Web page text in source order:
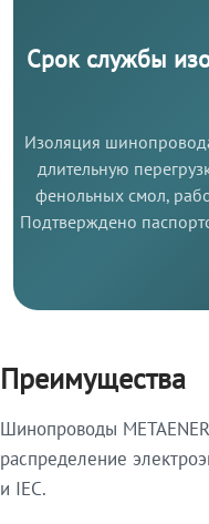
Срок службы
Изоляция
длительную
фенольных смол,
Подтверждено
Преимущества
Шинопроводы
распределение
и IEC.